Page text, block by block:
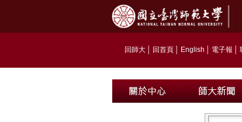
回師大 回首頁 English 電子報